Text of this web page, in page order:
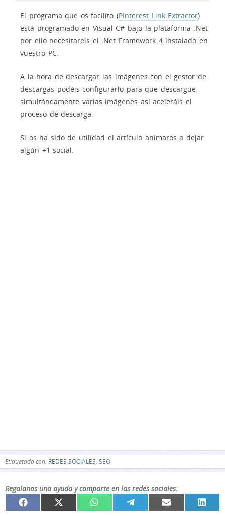
El programa que os facilito (Pinterest Link Extractor)
está programado en Visual C# bajo la plataforma .Net
por ello necesitareis el .Net Framework 4 instalado en
vuestro PC.
A la hora de descargar las imágenes con el gestor de
descargas podéis configurarlo para que descargue
simultáneamente varias imágenes así aceleráis el
proceso de descarga.
Si os ha sido de utilidad el artículo animaros a dejar
algún +1 social.
Etiquetado con: REDES SOCIALES, SEO
Regalanos una ayuda y comparte en las redes sociales:
Compartir
en
Facebook Compartir
en
X
(Twitter)
Compartir
en
WhatsApp Compartir
en
Compartir
en
Email
en